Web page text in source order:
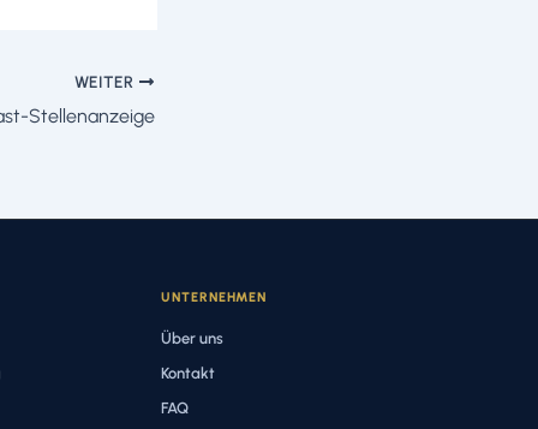
WEITER
Stellenanzeige
UNTERNEHMEN
Über uns
Kontakt
FAQ